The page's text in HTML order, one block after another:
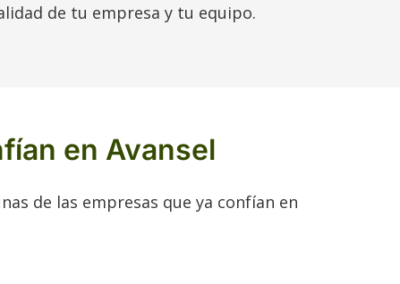
de tu empresa y tu equipo.
en Avansel
de las empresas que ya confían en